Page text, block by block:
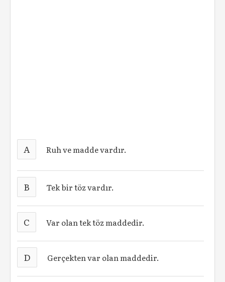
A Ruh ve madde vardır.
B Tek bir töz vardır.
C Var olan tek töz maddedir.
D Gerçekten var olan maddedir.